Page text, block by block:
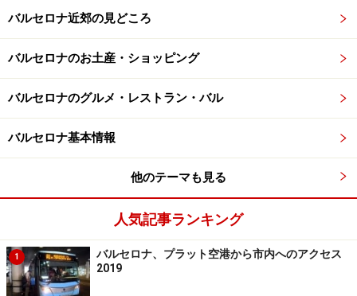
バルセロナ近郊の見どころ
バルセロナのお土産・ショッピング
バルセロナのグルメ・レストラン・バル
バルセロナ基本情報
他のテーマも見る
人気記事ランキング
1
バルセロナ、プラット空港から市内へのアクセス
2019